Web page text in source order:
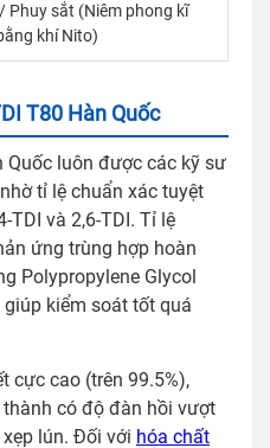
Phuy sắt (Niêm phong kĩ
khí Nito)
T80 Hàn Quốc
Quốc luôn được các kỹ sư
tỉ lệ chuẩn xác tuyệt
và 2,6-TDI. Tỉ lệ
ứng trùng hợp hoàn
Polypropylene Glycol
giúp kiểm soát tốt quá
cực cao (trên 99.5%),
có độ đàn hồi vượt
lún. Đối với hóa chất